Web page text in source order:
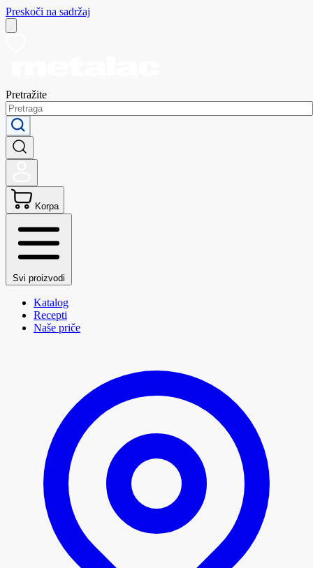
Preskoči na sadržaj
Pretražite
Korpa
Svi proizvodi
Katalog
Recepti
Naše priče